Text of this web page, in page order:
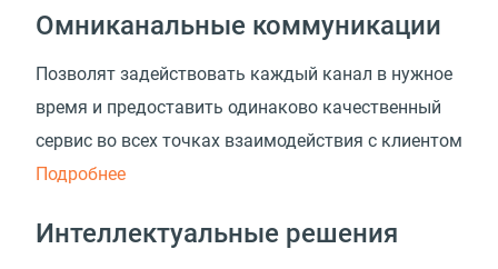
Омниканальные коммуникации
Позволят задействовать каждый канал в нужное
время и предоставить одинаково качественный
сервис во всех точках взаимодействия с клиентом
Подробнее
Интеллектуальные решения